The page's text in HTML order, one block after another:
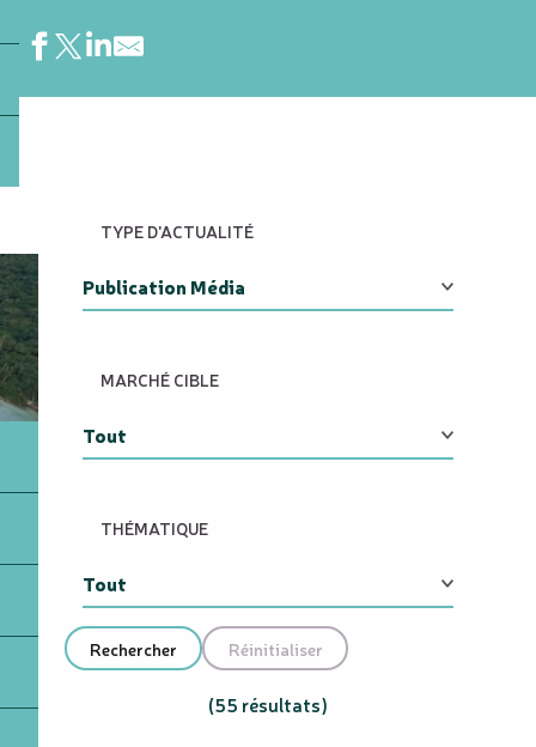
TYPE D'ACTUALITÉ
MARCHÉ CIBLE
THÉMATIQUE
(55 résultats)